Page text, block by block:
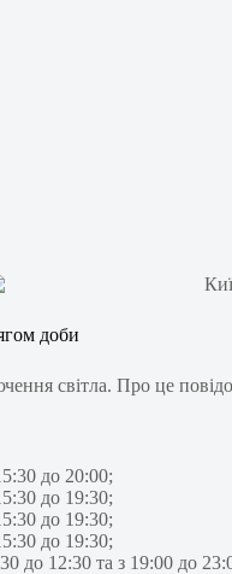
доби
світла. Про це
до 20:00;
до 19:30;
до 19:30;
до 19:30;
до 12:30 та з 19:00 до